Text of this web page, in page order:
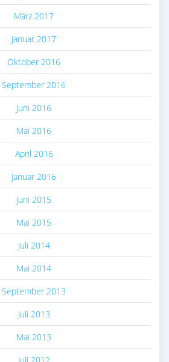
März 2017
Januar 2017
Oktober 2016
September 2016
Juni 2016
Mai 2016
April 2016
Januar 2016
Juni 2015
Mai 2015
Juli 2014
Mai 2014
September 2013
Juli 2013
Mai 2013